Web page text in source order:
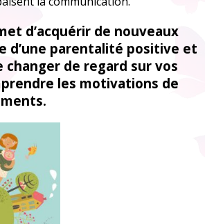
d’acquérir de nouveaux
d’une parentalité positive et
changer de regard sur vos
les motivations de